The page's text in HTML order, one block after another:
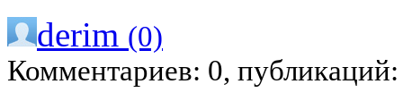
derim (0)
Комментариев: 0,